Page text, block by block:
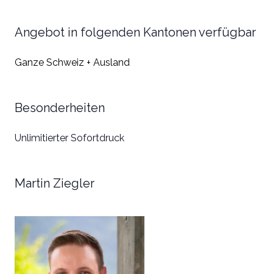
Angebot in folgenden Kantonen verfügbar
Ganze Schweiz + Ausland
Besonderheiten
Unlimitierter Sofortdruck
Martin Ziegler